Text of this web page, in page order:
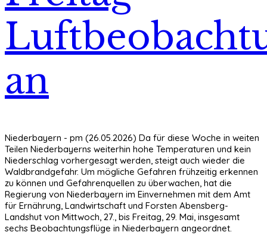
an
Niederbayern - pm (26.05.2026) Da für diese Woche in weiten
Teilen Niederbayerns weiterhin hohe Temperaturen und kein
Niederschlag vorhergesagt werden, steigt auch wieder die
Waldbrandgefahr. Um mögliche Gefahren frühzeitig erkennen
zu können und Gefahrenquellen zu überwachen, hat die
Regierung von Niederbayern im Einvernehmen mit dem Amt
für Ernährung, Landwirtschaft und Forsten Abensberg-
Landshut von Mittwoch, 27., bis Freitag, 29. Mai, insgesamt
sechs Beobachtungsflüge in Niederbayern angeordnet.